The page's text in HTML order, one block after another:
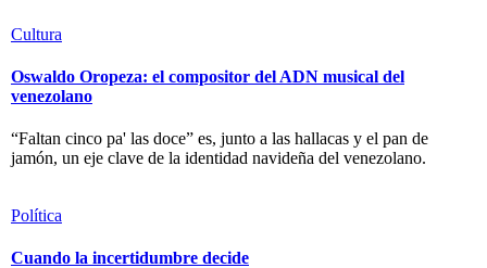
Cultura
Oswaldo Oropeza: el compositor del ADN musical del
venezolano
“Faltan cinco pa' las doce” es, junto a las hallacas y el pan de
jamón, un eje clave de la identidad navideña del venezolano.
Política
Cuando la incertidumbre decide